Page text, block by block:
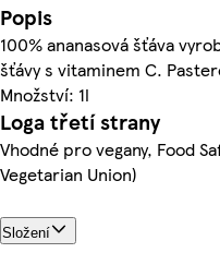
Popis
100% ananasová šťáva
šťávy s vitaminem C.
Množství: 1l
Loga třetí strany
Vhodné pro vegany, Food
Vegetarian Union)
Složení